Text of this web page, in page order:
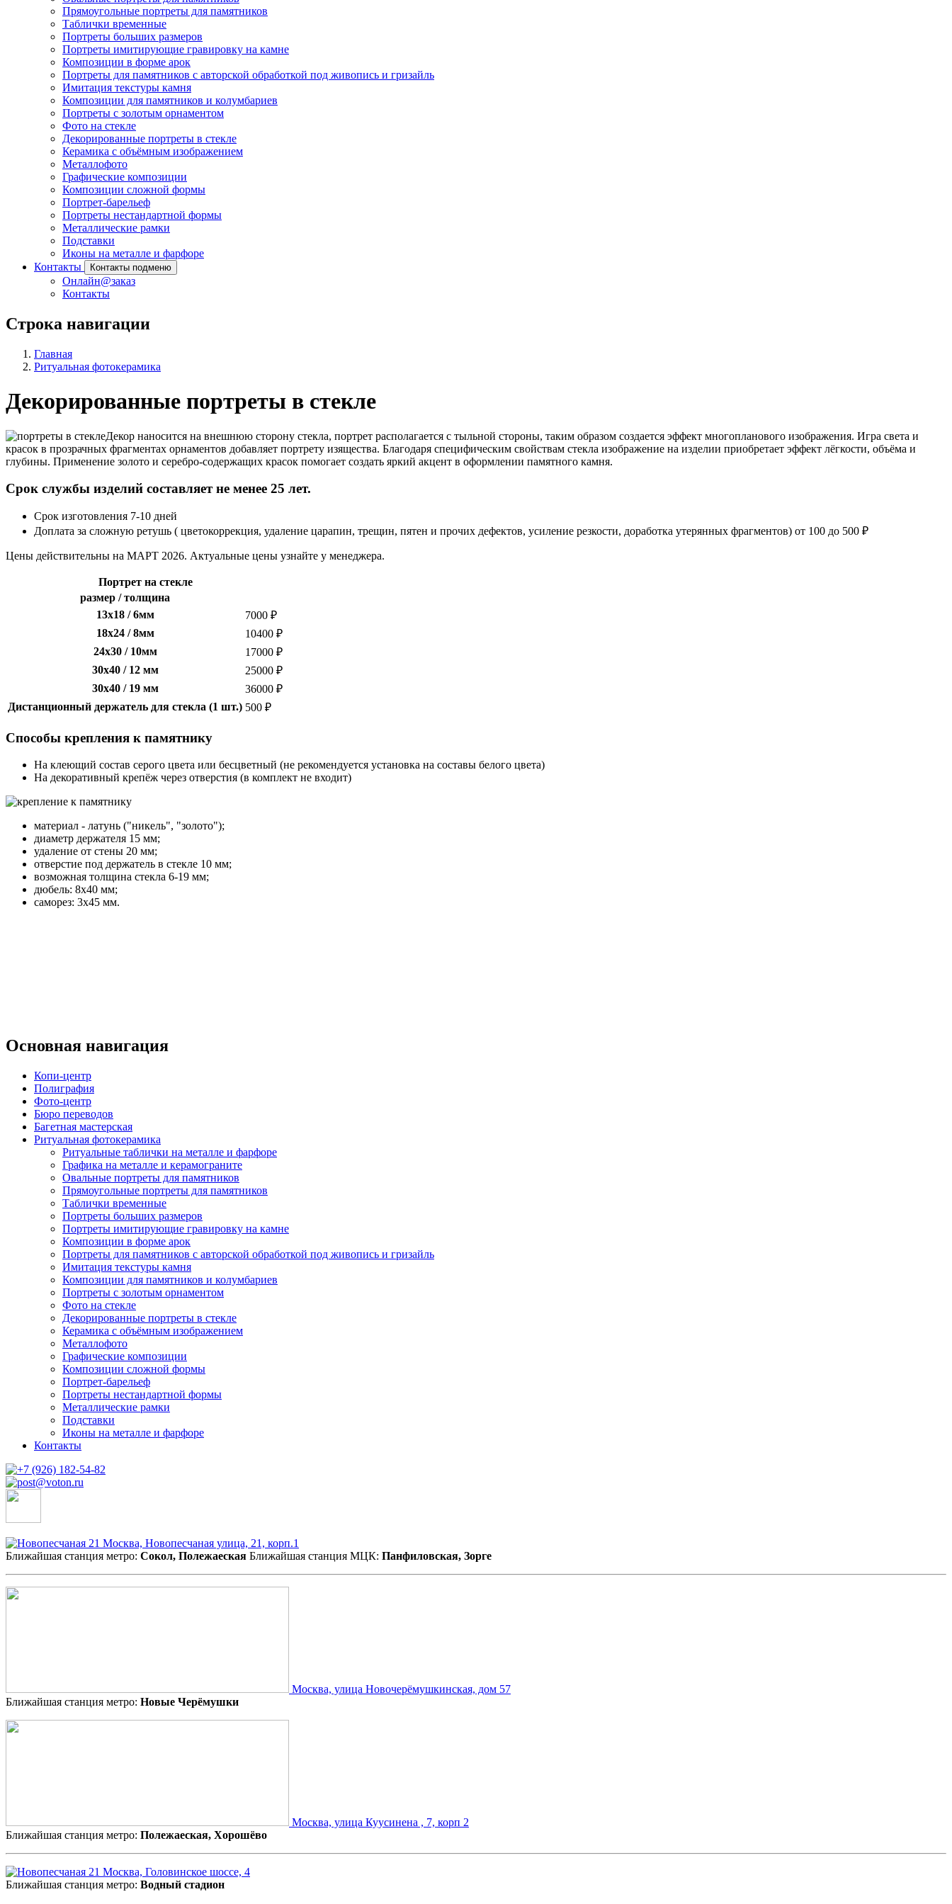
Прямоугольные портреты для памятников
Таблички временные
Портреты больших размеров
Портреты имитирующие гравировку на камне
Композиции в форме арок
Портреты для памятников с авторской обработкой под живопись и гризайль
Имитация текстуры камня
Композиции для памятников и колумбариев
Портреты с золотым орнаментом
Фото на стекле
Декорированные портреты в стекле
Керамика с объёмным изображением
Металлофото
Графические композиции
Композиции сложной формы
Портрет-барельеф
Портреты нестандартной формы
Металлические рамки
Подставки
Иконы на металле и фарфоре
Контакты
Контакты подменю
Онлайн@заказ
Контакты
Строка навигации
Главная
Ритуальная фотокерамика
Декорированные портреты в стекле
Декор наносится на внешнюю сторону стекла, портрет располагается с тыльной стороны, таким образом создается эффект многопланового изображения. Игра света и
красок в прозрачных фрагментах орнаментов добавляет портрету изящества. Благодаря специфическим свойствам стекла изображение на изделии приобретает эффект лёгкости, объёма и
глубины. Применение золото и серебро-содержащих красок помогает создать яркий акцент в оформлении памятного камня.
Срок службы изделий составляет не менее 25 лет.
Срок изготовления 7-10 дней
Доплата за сложную ретушь ( цветокоррекция, удаление царапин, трещин, пятен и прочих дефектов, усиление резкости, доработка утерянных фрагментов) от 100 до 500 ₽
Цены действительны на МАРТ 2026. Актуальные цены узнайте у менеджера.
Портрет на стекле
размер / толщина
13х18 / 6мм
7000 ₽
18х24 / 8мм
10400 ₽
24х30 / 10мм
17000 ₽
30х40 / 12 мм
25000 ₽
30х40 / 19 мм
36000 ₽
Дистанционный держатель для стекла (1 шт.) 500 ₽
Способы крепления к памятнику
На клеющий состав серого цвета или бесцветный (не рекомендуется установка на составы белого цвета)
На декоративный крепёж через отверстия (в комплект не входит)
материал - латунь ("никель", "золото");
диаметр держателя 15 мм;
удаление от стены 20 мм;
отверстие под держатель в стекле 10 мм;
возможная толщина стекла 6-19 мм;
дюбель: 8х40 мм;
саморез: 3х45 мм.
Основная навигация
Копи-центр
Полиграфия
Фото-центр
Бюро переводов
Багетная мастерская
Ритуальная фотокерамика
Ритуальные таблички на металле и фарфоре
Графика на металле и керамограните
Овальные портреты для памятников
Прямоугольные портреты для памятников
Таблички временные
Портреты больших размеров
Портреты имитирующие гравировку на камне
Композиции в форме арок
Портреты для памятников с авторской обработкой под живопись и гризайль
Имитация текстуры камня
Композиции для памятников и колумбариев
Портреты с золотым орнаментом
Фото на стекле
Декорированные портреты в стекле
Керамика с объёмным изображением
Металлофото
Графические композиции
Композиции сложной формы
Портрет-барельеф
Портреты нестандартной формы
Металлические рамки
Подставки
Иконы на металле и фарфоре
Контакты
Москва, Новопесчаная улица, 21, корп.1
Ближайшая станция метро: Сокол, Полежаеская Ближайшая станция МЦК: Панфиловская, Зорге
Москва, улица Новочерёмушкинская, дом 57
Ближайшая станция метро: Новые Черёмушки
Москва, улица Куусинена , 7, корп 2
Ближайшая станция метро: Полежаеская, Хорошёво
Москва, Головинское шоссе, 4
Ближайшая станция метро: Водный стадион